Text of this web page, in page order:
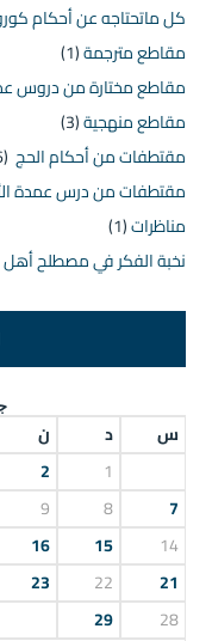
كل ماتحتاجه عن أحكام
مقاطع مترجمة(1)
مقاطع مختارة من دروس
مقاطع منهجية(3)
مقتطفات من أحكام الحج (76)
مقتطفات من درس عمدة
مناظرات(1)
نخبة الفكر في مصطلح أهل
س د ن
1
2
7
8
9
14
15
16
21
22
23
28
29